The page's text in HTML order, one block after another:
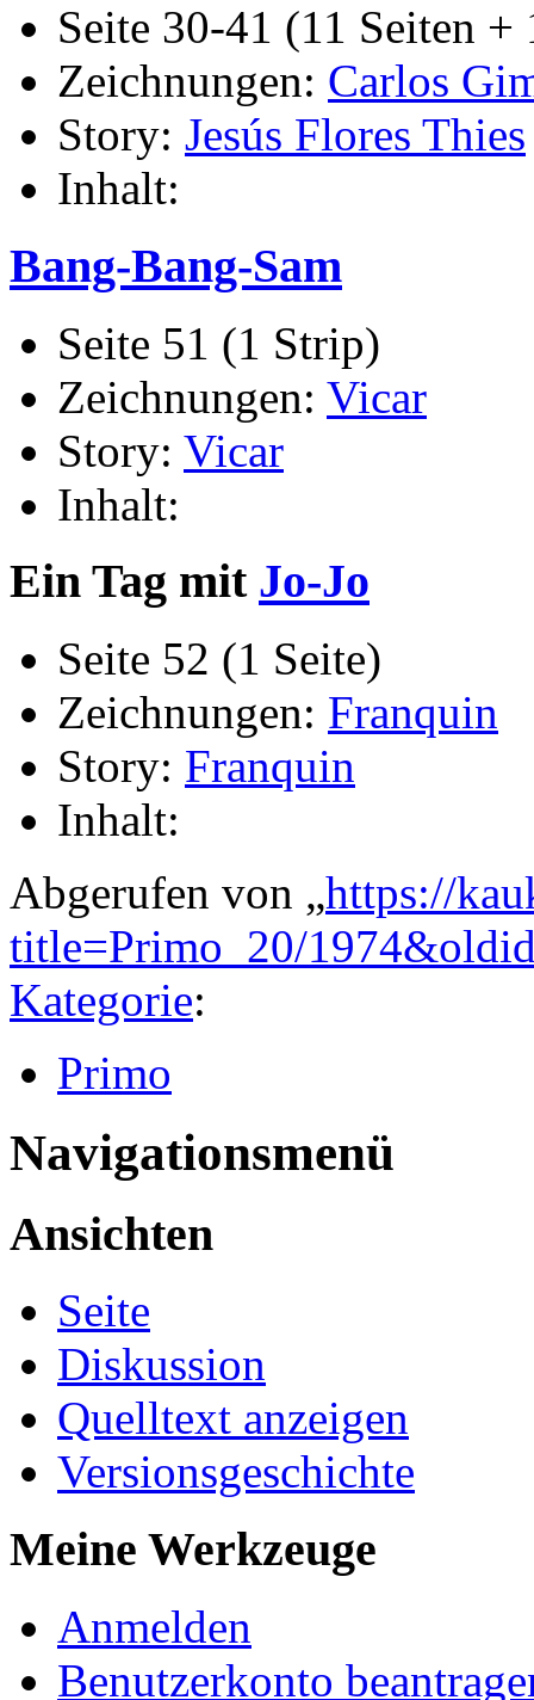
Seite 30-41 (11 Seiten
Zeichnungen: Carlos
Story: Jesús Flores Thies
Inhalt:
Bang-Bang-Sam
Seite 51 (1 Strip)
Zeichnungen: Vicar
Story: Vicar
Inhalt:
Ein Tag mit Jo-Jo
Seite 52 (1 Seite)
Zeichnungen: Franquin
Story: Franquin
Inhalt:
Abgerufen von „https://
title=Primo_20/
Kategorie:
Primo
Navigationsmenü
Ansichten
Seite
Diskussion
Quelltext anzeigen
Versionsgeschichte
Meine Werkzeuge
Anmelden
Benutzerkonto